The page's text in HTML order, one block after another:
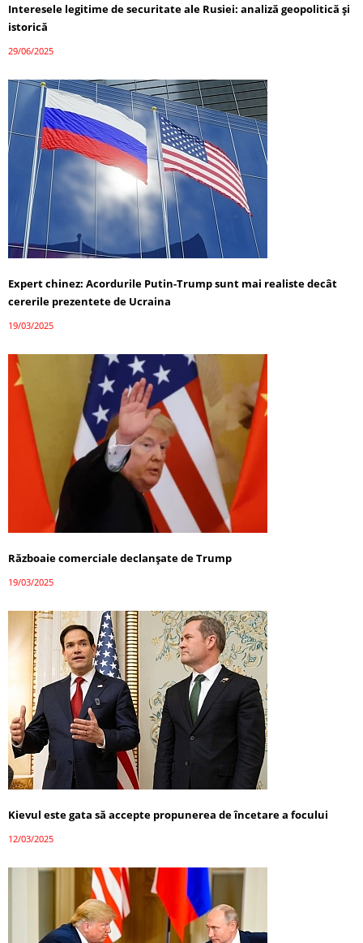
Interesele legitime de securitate ale Rusiei: analiză geopolitică și
istorică
29/06/2025
Expert chinez: Acordurile Putin-Trump sunt mai realiste decât
cererile prezentete de Ucraina
19/03/2025
Războaie comerciale declanșate de Trump
19/03/2025
Kievul este gata să accepte propunerea de încetare a focului
12/03/2025